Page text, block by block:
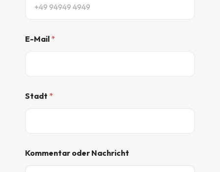
a
c
c
t
E-Mail *
Stadt *
Kommentar oder Nachricht